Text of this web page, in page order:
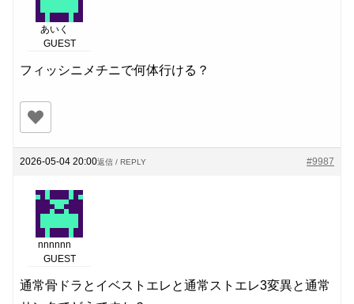
あいく
GUEST
フィッシニメチニで何体行ける？
2026-05-04 20:00 #9987
返信 / REPLY
nnnnnn
GUEST
通常骨ドラとイベストエレと通常ストエレ3変異と通常